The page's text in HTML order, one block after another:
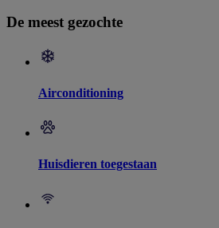
De meest gezochte
Airconditioning
Huisdieren toegestaan